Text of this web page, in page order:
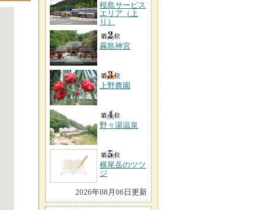
桜島サービス
エリア（上
り）
霧島神宮
上野農園
野々湯温泉
横尾岳のツツ
ジ
2026年08月06日更新